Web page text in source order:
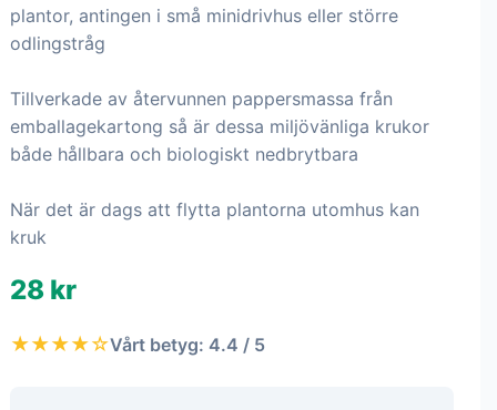
plantor, antingen i små minidrivhus eller större
odlingstråg
Tillverkade av återvunnen pappersmassa från
emballagekartong så är dessa miljövänliga krukor
både hållbara och biologiskt nedbrytbara
När det är dags att flytta plantorna utomhus kan
kruk
28 kr
★★★★☆Vårt betyg: 4.4 / 5